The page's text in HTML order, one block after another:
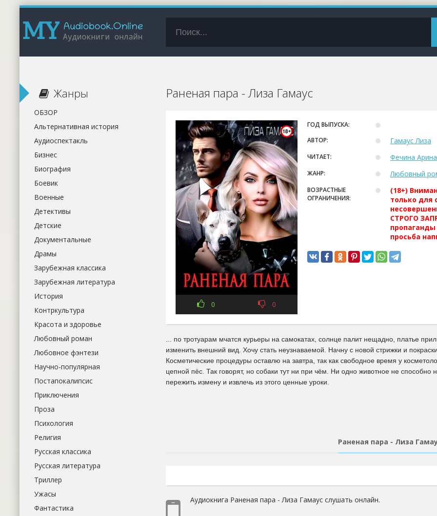
Раненая пара - Лиза Гамаус
0 0
ГОД ВЫПУСКА:
АВТОР:
Гамаус Лиза
ЧИТАЕТ: Фечина Арина
ЖАНР: Любовный
ВОЗРАСТНЫЕ
ОГРАНИЧЕНИЯ:
(18+)
только для
СТРОГО
просьба
... по тротуарам мчатся курьеры на самокатах, солнце палит нещадно, платье
изменить внешний вид. Хочу стать неузнаваемой. Начну с новой стрижки и
Косметические процедуры оставлю на завтра, так как свободное время у
цепной пёс. Так говорят, но собаки тут ни при чём. Ни одно животное не способно
пережить измену и извлечь из этого ценные уроки.
Раненая пара - Лиза
Аудиокнига Раненая пара - Лиза Гамаус слушать онлайн.
Жанры
ОБЗОР
Альтернативная история
Аудиоспектакль
Бизнес
Биография
Боевик
Военные
Детективы
Детские
Документальные
Драмы
Зарубежная классика
Зарубежная литература
История
Контркультура
Красота и здоровье
Любовный роман
Любовное фэнтези
Научно-популярная
Постапокалипсис
Приключения
Проза
Психология
Религия
Русская классика
Русская литература
Триллер
Ужасы
Фантастика